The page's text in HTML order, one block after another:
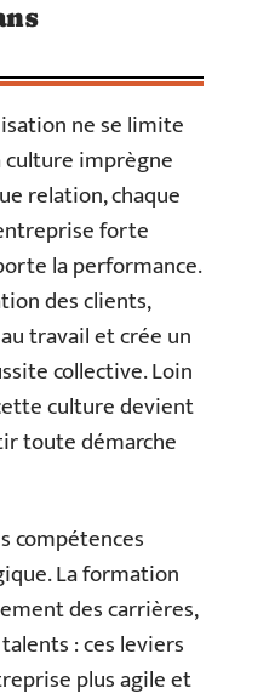
ne se limite
culture imprègne
relation, chaque
forte
la performance.
des clients,
travail et crée un
collective. Loin
culture devient
toute démarche
compétences
La formation
des carrières,
: ces leviers
plus agile et